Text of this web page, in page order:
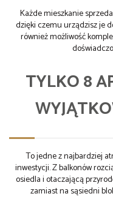
Każde mieszkanie
dzięki czemu urządzisz je
również możliwość
TYLKO 8
To jedne z najbardziej
inwestycji. Z balkonów
osiedla i otaczającą
zamiast na sąsiedni